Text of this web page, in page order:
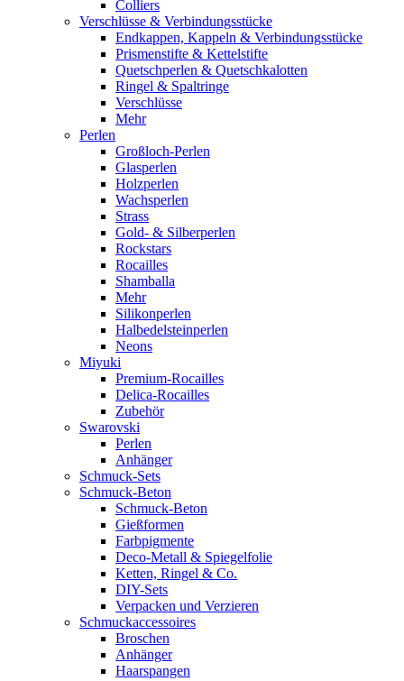
Colliers
Verschlüsse & Verbindungsstücke
Endkappen, Kappeln & Verbindungsstücke
Prismenstifte & Kettelstifte
Quetschperlen & Quetschkalotten
Ringel & Spaltringe
Verschlüsse
Mehr
Perlen
Großloch-Perlen
Glasperlen
Holzperlen
Wachsperlen
Strass
Gold- & Silberperlen
Rockstars
Rocailles
Shamballa
Mehr
Silikonperlen
Halbedelsteinperlen
Neons
Miyuki
Premium-Rocailles
Delica-Rocailles
Zubehör
Swarovski
Perlen
Anhänger
Schmuck-Sets
Schmuck-Beton
Schmuck-Beton
Gießformen
Farbpigmente
Deco-Metall & Spiegelfolie
Ketten, Ringel & Co.
DIY-Sets
Verpacken und Verzieren
Schmuckaccessoires
Broschen
Anhänger
Haarspangen